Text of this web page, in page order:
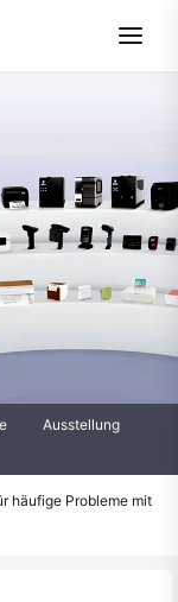
Ausstellung
häufige Probleme mit